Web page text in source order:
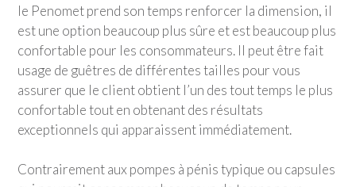
le Penomet prend son temps renforcer la dimension, il
est une option beaucoup plus sûre et est beaucoup plus
confortable pour les consommateurs. Il peut être fait
usage de guêtres de différentes tailles pour vous
assurer que le client obtient l’un des tout temps le plus
confortable tout en obtenant des résultats
exceptionnels qui apparaissent immédiatement.
Contrairement aux pompes à pénis typique ou capsules